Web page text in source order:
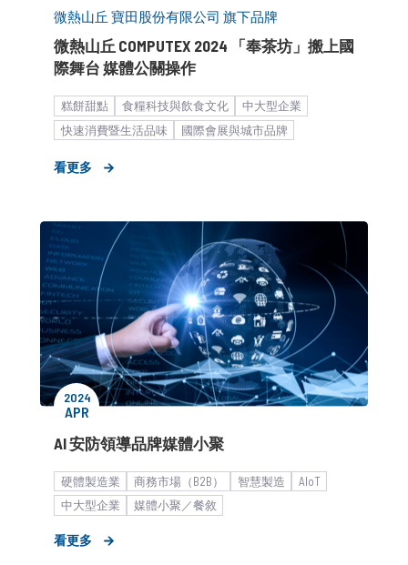
微熱山丘 寶田股份有限公司 旗下品牌
微熱山丘 COMPUTEX 2024 「奉茶坊」搬上國
際舞台 媒體公關操作
糕餅甜點 食糧科技與飲食文化
中大型企業
快速消費暨生活品味
國際會展與城市品牌
知名度提升
看更多
2024
APR
AI 安防領導品牌媒體小聚
硬體製造業 商務市場（B2B） 智慧製造
AIoT
中大型企業
媒體小聚／餐敘
看更多